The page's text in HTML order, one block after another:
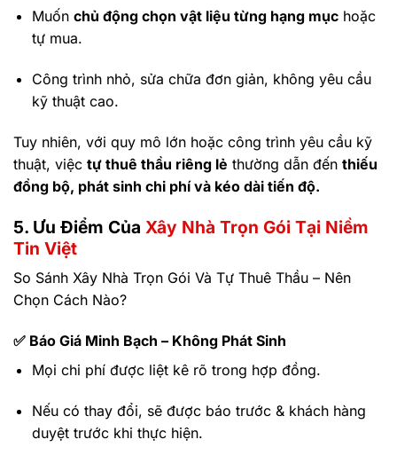
Muốn chủ động chọn vật liệu từng hạng mụchoặc
tự mua.
Công trình nhỏ, sửa chữa đơn giản, không yêu cầu
kỹ thuật cao.
Tuy nhiên, với quy mô lớn hoặc công trình yêu cầu kỹ
thuật, việc tự thuê thầu riêng lẻ thường dẫn đến thiếu
đồng bộ, phát sinh chi phí và kéo dài tiến độ.
5. Ưu Điểm Của Xây Nhà Trọn Gói Tại Niềm
Tin Việt
So Sánh Xây Nhà Trọn Gói Và Tự Thuê Thầu – Nên
Chọn Cách Nào?
✅ Báo Giá Minh Bạch – Không Phát Sinh
Mọi chi phí được liệt kê rõ trong hợp đồng.
Nếu có thay đổi, sẽ được báo trước & khách hàng
duyệt trước khi thực hiện.